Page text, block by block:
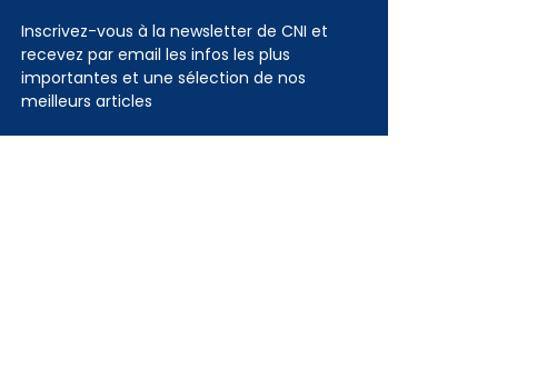
Inscrivez-vous à la newsletter de CNI et
recevez par email les infos les plus
importantes et une sélection de nos
meilleurs articles